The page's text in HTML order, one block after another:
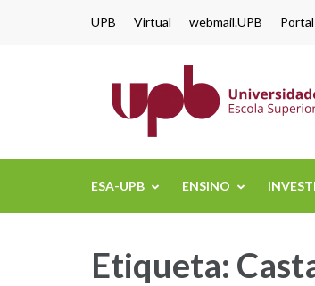
UPB Virtual webmail.UPB
ESA-UPB ENSINO
Etiqueta: